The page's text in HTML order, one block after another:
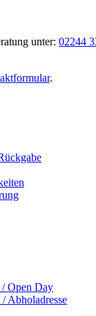
unter: 02244
.
Open Day
Abholadresse